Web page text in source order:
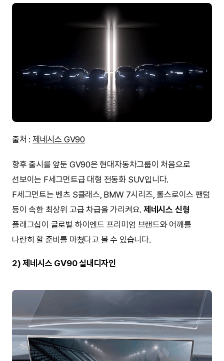
출처 : 제네시스 GV90
향후 출시를 앞둔 GV90은 현대자동차그룹이 처음으로
선보이는 F세그먼트급 대형 전동화 SUV입니다.
F세그먼트는 벤츠 S클래스, BMW 7시리즈, 롤스로이스 팬텀
등이 속한 최상위 고급 차급을 가리켜요. 제네시스 신형
플래그십이 글로벌 하이엔드 프리미엄 브랜드와 어깨를
나란히 할 준비를 마쳤다고 볼 수 있습니다.
2) 제네시스 GV90 실내디자인